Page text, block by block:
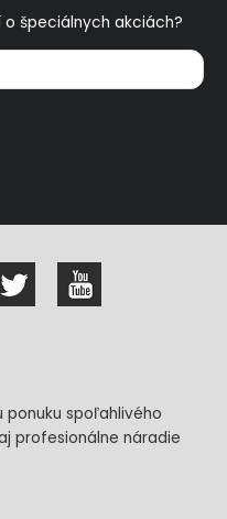
špeciálnych akciách?
ponuku spoľahlivého
profesionálne náradie